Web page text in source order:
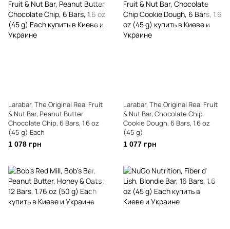
Larabar, The Original Real Fruit
& Nut Bar, Peanut Butter
Chocolate Chip, 6 Bars, 1.6 oz
(45 g) Each
1 078 грн
Larabar, The Original Real Fruit
& Nut Bar, Chocolate Chip
Cookie Dough, 6 Bars, 1.6 oz
(45 g)
1 077 грн